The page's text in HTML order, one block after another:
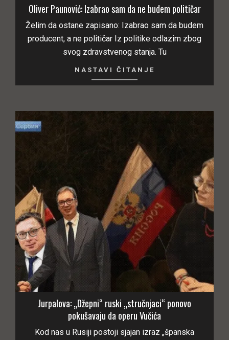
Oliver Paunović: Izabrao sam da ne budem političar
Želim da ostane zapisano: Izabrao sam da budem
producent, a ne političar Iz politike odlazim zbog
svog zdravstvenog stanja. Tu
NASTAVI ČITANJE
Jurpalova: „Džepni“ ruski „stručnjaci“ ponovo
pokušavaju da operu Vučića
Kod nas u Rusiji postoji sjajan izraz „španska